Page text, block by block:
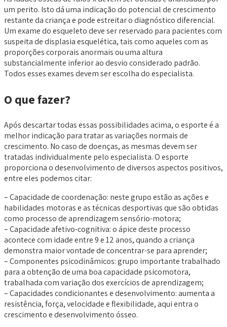
um perito. Isto dá uma indicação do potencial de crescimento
restante da criança e pode estreitar o diagnóstico diferencial.
Um exame do esqueleto deve ser reservado para pacientes com
suspeita de displasia esquelética, tais como aqueles com as
proporções corporais anormais ou uma altura
substancialmente inferior ao desvio considerado padrão.
Todos esses exames devem ser escolha do especialista.
O que fazer?
Após descartar todas essas possibilidades acima, o esporte é a
melhor indicação para tratar as variações normais de
crescimento. No caso de doenças, as mesmas devem ser
tratadas individualmente pelo especialista. O esporte
proporciona o desenvolvimento de diversos aspectos positivos,
entre eles podemos citar:
– Capacidade de coordenação: neste grupo estão as ações e
habilidades motoras e as técnicas desportivas que são obtidas
como processo de aprendizagem sensório-motora;
– Capacidade afetivo-cognitiva: o ápice deste processo
acontece com idade entre 9 e 12 anos, quando a criança
demonstra maior vontade de concentrar-se para aprender;
– Componentes psicodinâmicos: grupo importante trabalhado
para a obtenção de uma boa capacidade psicomotora,
trabalhada com variação dos exercícios de aprendizagem;
– Capacidades condicionantes e desenvolvimento: aumenta a
resistência, força, velocidade e flexibilidade, aqui entra o
crescimento e desenvolvimento ósseo.